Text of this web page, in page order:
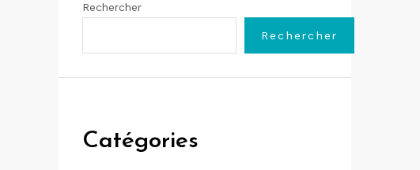
Rechercher
Rechercher
Catégories